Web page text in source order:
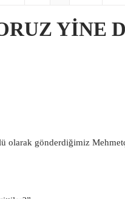
YİNE
olarak gönderdiğimiz